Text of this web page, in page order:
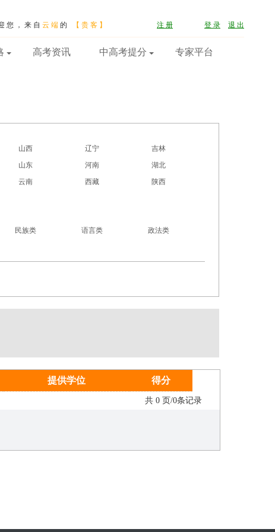
退 出
登 录
注 册
您，来自 云端 的 【贵客】
高考资讯 中高考提分 专家平台
山西 辽宁
吉林
山东 河南
湖北
云南 西藏
陕西
民族类 语言类
政法类
提供学位 得分
共 0 页/0条记录